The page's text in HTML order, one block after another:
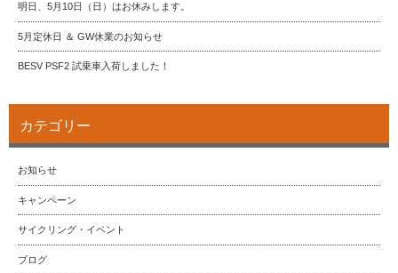
明日、5月10日（日）はお休みします。
5月定休日 ＆ GW休業のお知らせ
BESV PSF2 試乗車入荷しました！
カテゴリー
お知らせ
キャンペーン
サイクリング・イベント
ブログ